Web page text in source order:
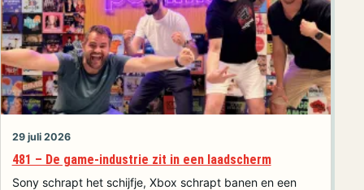
29 juli 2026
481 – De game-industrie zit in een laadscherm
Sony schrapt het schijfje, Xbox schrapt banen en een